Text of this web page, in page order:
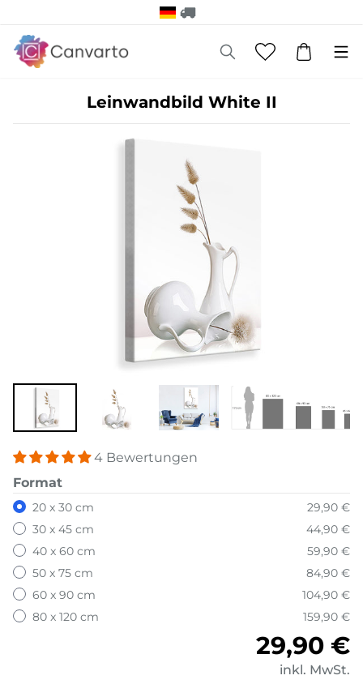
Leinwandbild White II
4 Bewertungen
Format
20 x 30 cm
29,90 €
30 x 45 cm
44,90 €
40 x 60 cm
59,90 €
50 x 75 cm
84,90 €
60 x 90 cm
104,90 €
80 x 120 cm
159,90 €
29,90 €
inkl. MwSt.